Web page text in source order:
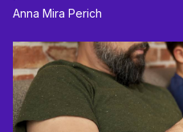
Anna Mira Perich